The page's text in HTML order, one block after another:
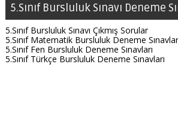
5.Sınıf Bursluluk Sınavı Deneme
5.Sınıf Bursluluk Sınavı Çıkmış Sorular
5.Sınıf Matematik Bursluluk Deneme
5.Sınıf Fen Bursluluk Deneme Sınavları
5.Sınıf Türkçe Bursluluk Deneme Sınavları